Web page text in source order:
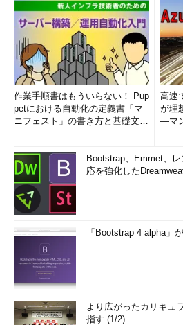
作業手順書はもういらない！ Pup
petにおける自動化の定義書「マ
ニフェスト」の書き方と基礎文法
高速
が理
―マ
Bootstrap、Emmet、
応を強化した
「Bootstrap 4 alpha」
より広がったカリキュ
指す (1/2)